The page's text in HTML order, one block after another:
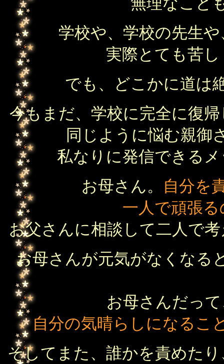
学校や、学校の先生
実際とても苦
でも、どこかに道は
今もまだ、学校に完全に復
同じように悩む親御
私なりに発信できる
お母さん。
自分を
一人で頑張
お父さんに相談して二人で
お母さんが元気がなくなる
お母さんだっ
自分の気晴らしになるこ
そしてまた、誰かを責めた